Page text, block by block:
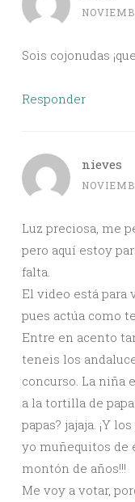
Sois cojonudas
Responder
nieves
Luz preciosa, me
pero aquí estoy
falta.
El video está para
pues actúa como
Entre en acento
teneis los
concurso. La niña
a la tortilla de
papas? jajaja. ¡Y
yo muñequitos de
montón de años!!!
Me voy a votar,